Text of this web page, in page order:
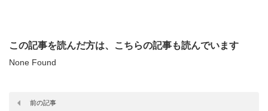
この記事を読んだ方は、こちらの記事も読んでいます
None Found
前の記事